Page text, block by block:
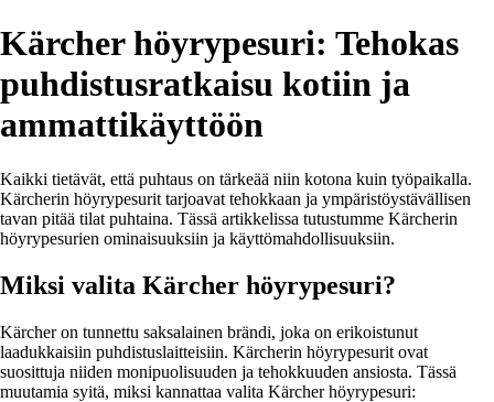
Kärcher höyrypesuri: Tehokas
puhdistusratkaisu kotiin ja
ammattikäyttöön
Kaikki tietävät, että puhtaus on tärkeää niin kotona kuin työpaikalla.
Kärcherin höyrypesurit tarjoavat tehokkaan ja ympäristöystävällisen
tavan pitää tilat puhtaina. Tässä artikkelissa tutustumme Kärcherin
höyrypesurien ominaisuuksiin ja käyttömahdollisuuksiin.
Miksi valita Kärcher höyrypesuri?
Kärcher on tunnettu saksalainen brändi, joka on erikoistunut
laadukkaisiin puhdistuslaitteisiin. Kärcherin höyrypesurit ovat
suosittuja niiden monipuolisuuden ja tehokkuuden ansiosta. Tässä
muutamia syitä, miksi kannattaa valita Kärcher höyrypesuri: